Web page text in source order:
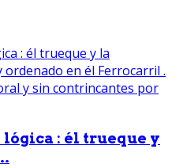
: él trueque y